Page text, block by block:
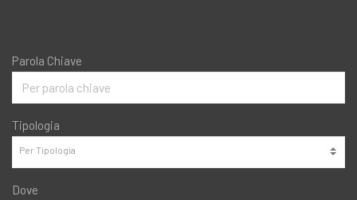
Parola Chiave
Tipologia
Dove